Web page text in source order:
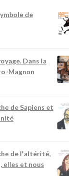
de
Dans la
Magnon
de Sapiens et
de l'altérité,
elles et nous